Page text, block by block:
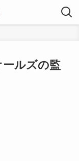
ルズの監